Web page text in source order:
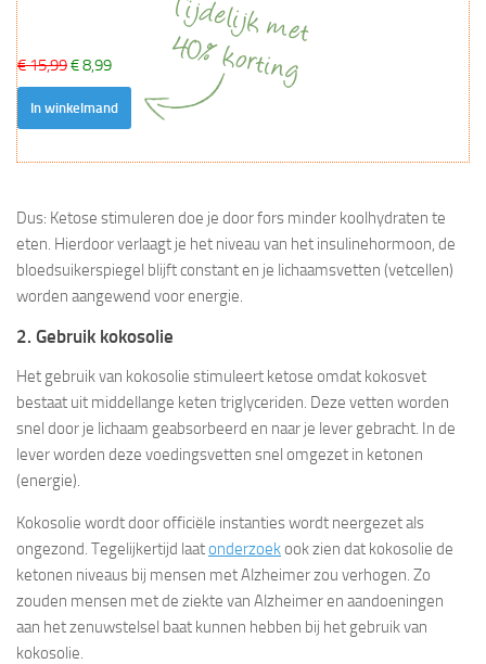
€ 15,99€ 8,99
In winkelmand
Dus: Ketose stimuleren doe je door fors minder koolhydraten te
eten. Hierdoor verlaagt je het niveau van het insulinehormoon, de
bloedsuikerspiegel blijft constant en je lichaamsvetten (vetcellen)
worden aangewend voor energie.
2. Gebruik kokosolie
Het gebruik van kokosolie stimuleert ketose omdat kokosvet
bestaat uit middellange keten triglyceriden. Deze vetten worden
snel door je lichaam geabsorbeerd en naar je lever gebracht. In de
lever worden deze voedingsvetten snel omgezet in ketonen
(energie).
Kokosolie wordt door officiële instanties wordt neergezet als
ongezond. Tegelijkertijd laatonderzoekook zien dat kokosolie de
ketonen niveaus bij mensen met Alzheimer zou verhogen. Zo
zouden mensen met de ziekte van Alzheimer en aandoeningen
aan het zenuwstelsel baat kunnen hebben bij het gebruik van
kokosolie.